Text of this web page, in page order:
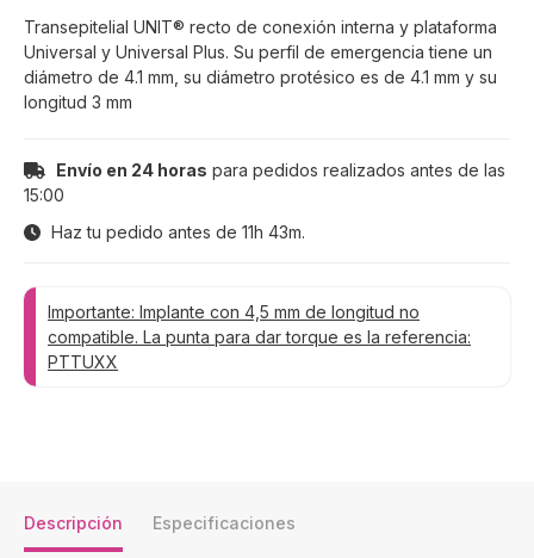
Transepitelial UNIT® recto de conexión interna y plataforma
Universal y Universal Plus. Su perfil de emergencia tiene un
diámetro de 4.1 mm, su diámetro protésico es de 4.1 mm y su
longitud 3 mm
Envío en 24 horas para pedidos realizados antes de las
15:00
Haz tu pedido antes de 11h 43m.
Importante: Implante con 4,5 mm de longitud no
compatible. La punta para dar torque es la referencia:
PTTUXX
Descripción Especificaciones